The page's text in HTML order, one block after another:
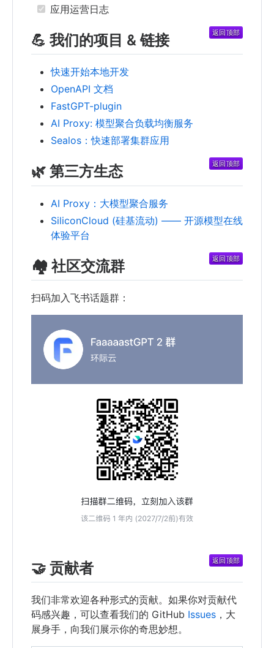
应用运营日志
💪 我们的项目 & 链接
快速开始本地开发
OpenAPI 文档
FastGPT-plugin
AI Proxy: 模型聚合负载均衡服务
Sealos：快速部署集群应用
🌿 第三方生态
AI Proxy：大模型聚合服务
SiliconCloud (硅基流动) —— 开源模型在线
体验平台
🏘️ 社区交流群
扫码加入飞书话题群：
🤝 贡献者
我们非常欢迎各种形式的贡献。如果你对贡献代
码感兴趣，可以查看我们的 GitHub Issues ，大
展身手，向我们展示你的奇思妙想。